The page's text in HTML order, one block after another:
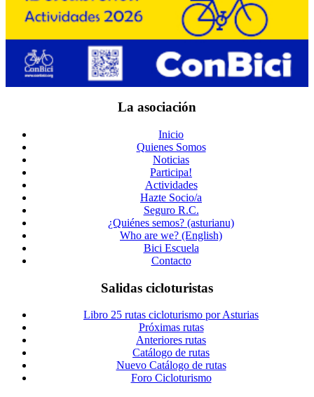
La asociación
Inicio
Quienes Somos
Noticias
Participa!
Actividades
Hazte Socio/a
Seguro R.C.
¿Quiénes semos? (asturianu)
Who are we? (English)
Bici Escuela
Contacto
Salidas cicloturistas
Libro 25 rutas cicloturismo por Asturias
Próximas rutas
Anteriores rutas
Catálogo de rutas
Nuevo Catálogo de rutas
Foro Cicloturismo